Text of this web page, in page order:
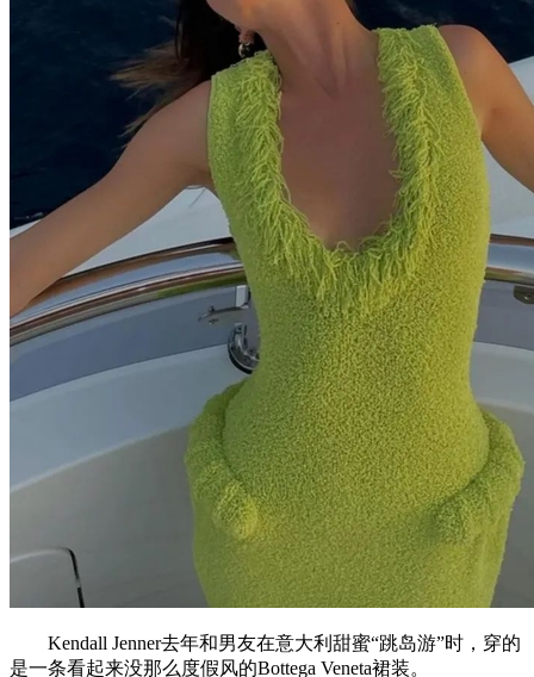
Kendall Jenner去年和男友在意大利甜蜜“跳岛游”时，穿的
是一条看起来没那么度假风的Bottega Veneta裙装。